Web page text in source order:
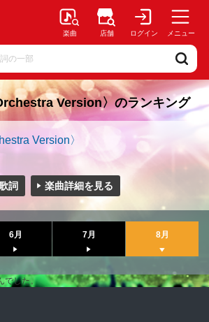
楽曲 店舗 ログイン メニュー
Version〉のランキング
Version〉
詞 楽曲詳細を見る
6月 7月 8月
でした。